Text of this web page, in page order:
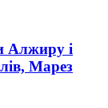
Алжиру і
Марез